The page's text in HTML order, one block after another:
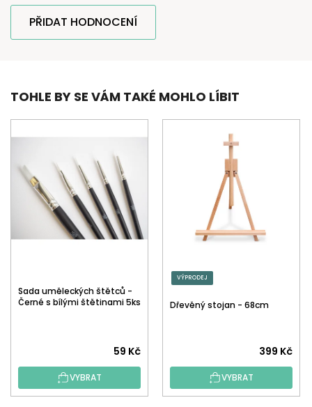
PŘIDAT HODNOCENÍ
TOHLE BY SE VÁM TAKÉ MOHLO LÍBIT
Sada uměleckých štětců -
Černé s bílými štětinami 5ks
59 Kč
VYBRAT
VÝPRODEJ
Dřevěný stojan - 68cm
399 Kč
VYBRAT